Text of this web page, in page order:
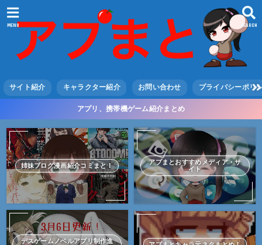
SEARCH
MENU
サイト紹介 キャラクター紹介 お問い合わせ プライバシーポリ
アプリ、携帯機ゲーム紹介まとめ
姉妹ブログ漫画紹介コミまと！
アプまとおすすめメディア・サ
イト
デスゲームノベルアプリ制作進